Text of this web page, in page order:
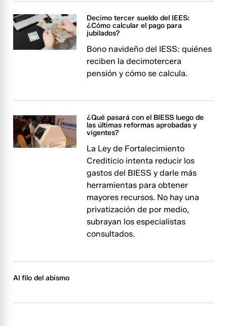
Decimo tercer sueldo del IEES:
¿Cómo calcular el pago para
jubilados?
Bono navideño del IESS: quiénes
reciben la decimotercera
pensión y cómo se calcula.
¿Qué pasará con el BIESS luego de
las últimas reformas aprobadas y
vigentes?
La Ley de Fortalecimiento
Crediticio intenta reducir los
gastos del BIESS y darle más
herramientas para obtener
mayores recursos. No hay una
privatización de por medio,
subrayan los especialistas
consultados.
Al filo del abismo